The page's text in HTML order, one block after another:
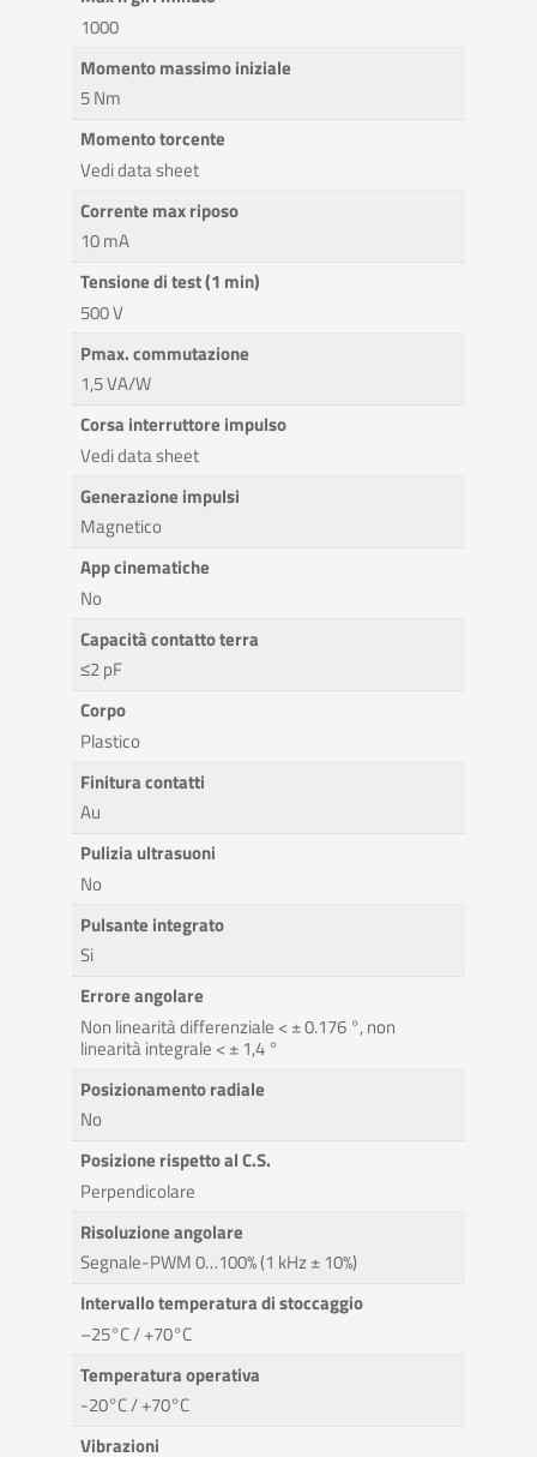
1000
Momento massimo iniziale
5 Nm
Momento torcente
Vedi data sheet
Corrente max riposo
10 mA
Tensione di test (1 min)
500 V
Pmax. commutazione
1,5 VA/W
Corsa interruttore impulso
Vedi data sheet
Generazione impulsi
Magnetico
App cinematiche
No
Capacità contatto terra
≤2 pF
Corpo
Plastico
Finitura contatti
Au
Pulizia ultrasuoni
No
Pulsante integrato
Si
Errore angolare
Non linearità differenziale < ± 0.176 °, non
linearità integrale < ± 1,4 °
Posizionamento radiale
No
Posizione rispetto al C.S.
Perpendicolare
Risoluzione angolare
Segnale-PWM 0…100% (1 kHz ± 10%)
Intervallo temperatura di stoccaggio
–25°C / +70°C
Temperatura operativa
-20°C / +70°C
Vibrazioni